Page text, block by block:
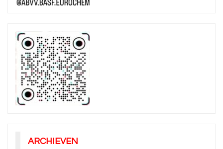
ARCHIEVEN